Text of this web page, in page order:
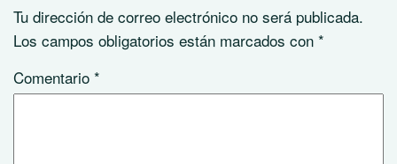
Tu dirección de correo electrónico no será publicada.
Los campos obligatorios están marcados con *
Comentario *